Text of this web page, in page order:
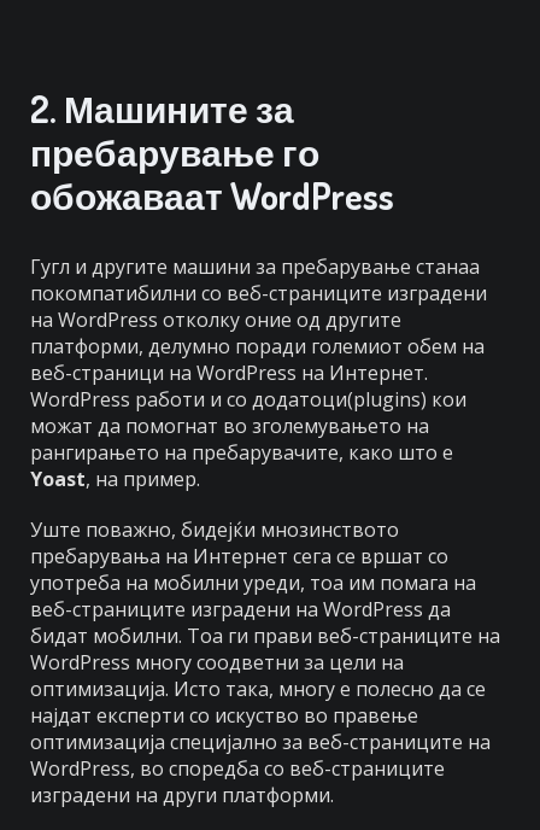
2. Машините за
пребарување го
обожаваат WordPress
Гугл и другите машини за пребарување станаа
покомпатибилни со веб-страниците изградени
на WordPress отколку оние од другите
платформи, делумно поради големиот обем на
веб-страници на WordPress на Интернет.
WordPress работи и со додатоци(plugins) кои
можат да помогнат во зголемувањето на
рангирањето на пребарувачите, како што е
Yoast, на пример.
Уште поважно, бидејќи мнозинството
пребарувања на Интернет сега се вршат со
употреба на мобилни уреди, тоа им помага на
веб-страниците изградени на WordPress да
бидат мобилни. Тоа ги прави веб-страниците на
WordPress многу соодветни за цели на
оптимизација. Исто така, многу е полесно да се
најдат експерти со искуство во правење
оптимизација специјално за веб-страниците на
WordPress, во споредба со веб-страниците
изградени на други платформи.